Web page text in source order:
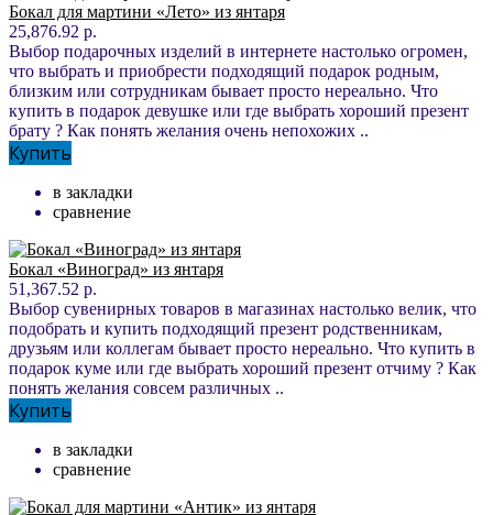
Бокал для мартини «Лето» из янтаря
25,876.92 р.
Выбор подарочных изделий в интернете настолько огромен,
что выбрать и приобрести подходящий подарок родным,
близким или сотрудникам бывает просто нереально. Что
купить в подарок девушке или где выбрать хороший презент
брату ? Как понять желания очень непохожих ..
Купить
в закладки
сравнение
Бокал «Виноград» из янтаря
51,367.52 р.
Выбор сувенирных товаров в магазинах настолько велик, что
подобрать и купить подходящий презент родственникам,
друзьям или коллегам бывает просто нереально. Что купить в
подарок куме или где выбрать хороший презент отчиму ? Как
понять желания совсем различных ..
Купить
в закладки
сравнение